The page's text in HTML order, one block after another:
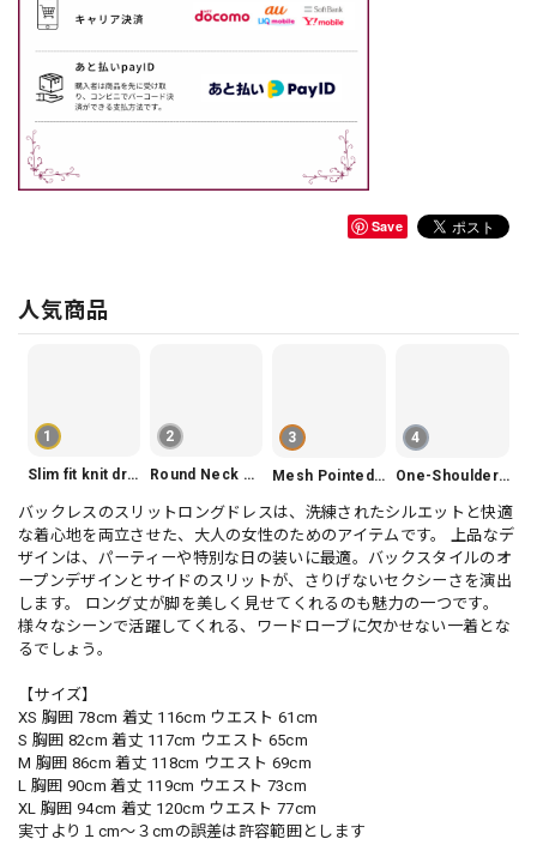
Save
人気商品
1
Slim fit knit dress(3color) V1330
2
Round Neck Tiered Sleeveless Dress V2290
3
Mesh Pointed Toe Pumps V165
4
One-Shoulder Slim-Fit Flattering Mermaid Skirt Dress V2295
バックレスのスリットロングドレスは、洗練されたシルエットと快適
な着心地を両立させた、大人の女性のためのアイテムです。 上品なデ
ザインは、パーティーや特別な日の装いに最適。バックスタイルのオ
ープンデザインとサイドのスリットが、さりげないセクシーさを演出
します。 ロング丈が脚を美しく見せてくれるのも魅力の一つです。
様々なシーンで活躍してくれる、ワードローブに欠かせない一着とな
るでしょう。
【サイズ】
XS 胸囲 78cm 着丈 116cm ウエスト 61cm
S 胸囲 82cm 着丈 117cm ウエスト 65cm
M 胸囲 86cm 着丈 118cm ウエスト 69cm
L 胸囲 90cm 着丈 119cm ウエスト 73cm
XL 胸囲 94cm 着丈 120cm ウエスト 77cm
実寸より１cm〜３cmの誤差は許容範囲とします